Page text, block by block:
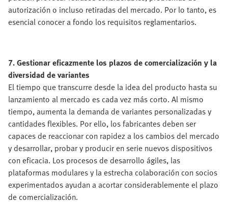
autorización o incluso retiradas del mercado. Por lo tanto, es
esencial conocer a fondo los requisitos reglamentarios.
7. Gestionar eficazmente los plazos de comercialización y la
diversidad de variantes
El tiempo que transcurre desde la idea del producto hasta su
lanzamiento al mercado es cada vez más corto. Al mismo
tiempo, aumenta la demanda de variantes personalizadas y
cantidades flexibles. Por ello, los fabricantes deben ser
capaces de reaccionar con rapidez a los cambios del mercado
y desarrollar, probar y producir en serie nuevos dispositivos
con eficacia. Los procesos de desarrollo ágiles, las
plataformas modulares y la estrecha colaboración con socios
experimentados ayudan a acortar considerablemente el plazo
de comercialización.